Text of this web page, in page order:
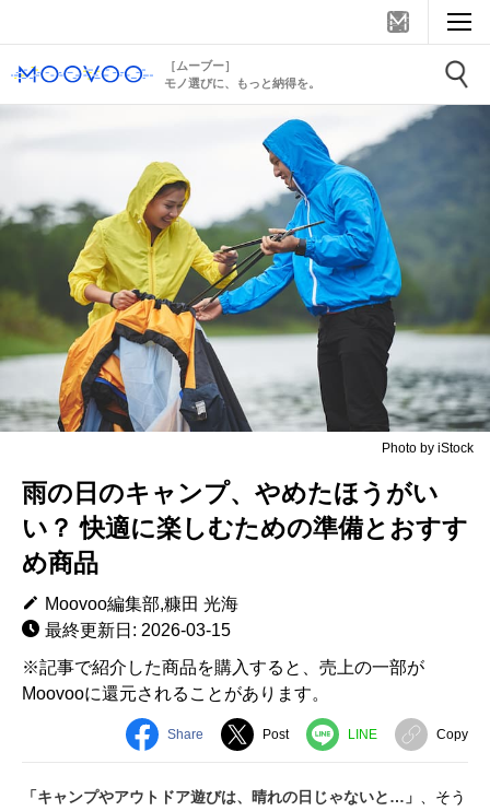
［ムーブー］
モノ選びに、もっと納得を。
Photo by iStock
雨の日のキャンプ、やめたほうがい
い？ 快適に楽しむための準備とおすす
め商品
Moovoo編集部,糠田 光海
最終更新日: 2026-03-15
※記事で紹介した商品を購入すると、売上の一部が
Moovooに還元されることがあります。
Share Post LINE Copy
「キャンプやアウトドア遊びは、晴れの日じゃないと…」
、そう